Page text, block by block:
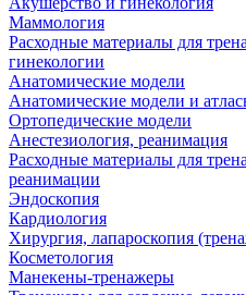
Маммология
Расходные материалы для
гинекологии
Анатомические модели
Анатомические модели и
Ортопедические модели
Анестезиология, реанимация
Расходные материалы для
реанимации
Эндоскопия
Кардиология
Хирургия, лапароскопия
Косметология
Манекены-тренажеры